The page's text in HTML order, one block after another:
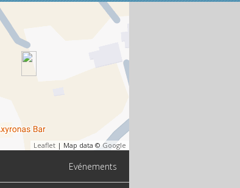
Leaflet| Map data © Google
Evénements